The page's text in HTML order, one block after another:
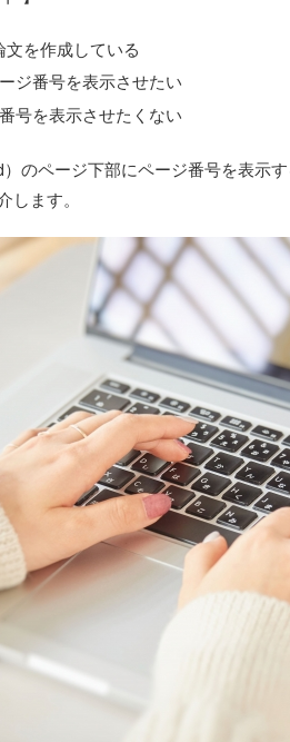
を作成している
ジ番号を表示させたい
号を表示させたくない
のページ下部にページ番号を表示
します。